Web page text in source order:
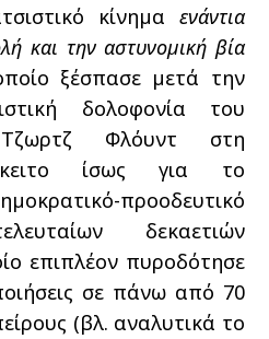
κίνημα ενάντια
και την αστυνομική βία
ξέσπασε μετά την
δολοφονία του
Τζωρτζ Φλόυντ στη
ίσως για το
προοδευτικό
δεκαετιών
επιπλέον πυροδότησε
σε πάνω από 70
(βλ. αναλυτικά το